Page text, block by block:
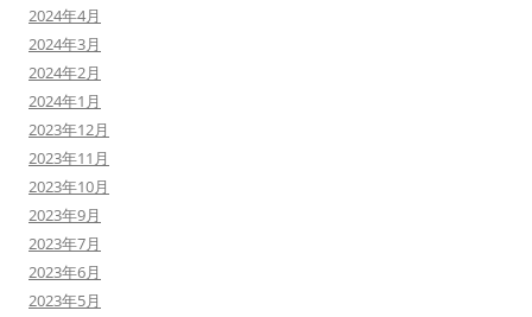
2024年4月
2024年3月
2024年2月
2024年1月
2023年12月
2023年11月
2023年10月
2023年9月
2023年7月
2023年6月
2023年5月